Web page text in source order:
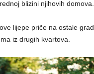
blizini njihovih domova.
lijepe priče na ostale
iz drugih kvartova.